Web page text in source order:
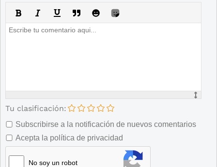
Tu clasificación:
Subscribirse a la notificación de nuevos comentarios
Acepta la política de privacidad
No soy un robot